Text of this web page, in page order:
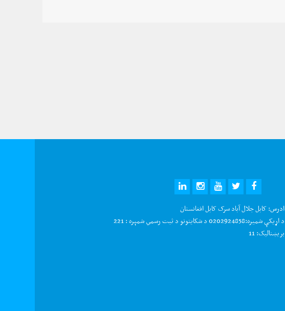
FACEBOOK
TWITTER
YOUTUBE
INSTAGRAM
LINKEDIN
ادرس:کابل جلال آباد سرک کابل افغانستان
د اړیکې شمیره:0202924858 د شکایتونو د ثبت رسمي شمېره : 221
بریښنالیک: